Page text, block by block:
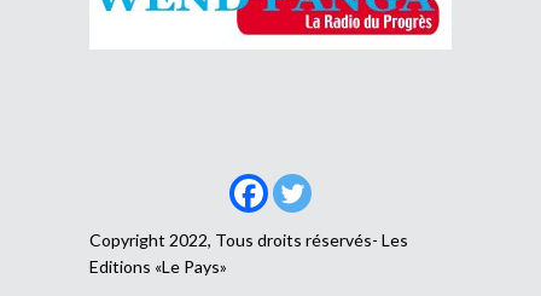
Copyright 2022, Tous droits réservés- Les
Editions «Le Pays»